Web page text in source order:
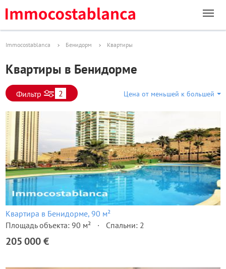
Immocostablanca Бенидорм Квартиры
Квартиры в Бенидорме
Фильтр 2 Цена от меньшей к большей
Квартира в Бенидорме, 90 м²
Площадь объекта: 90 м²
Спальни: 2
205 000 €